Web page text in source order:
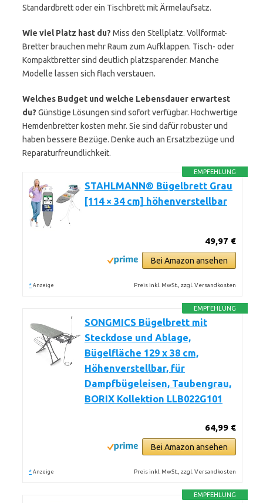
Standardbrett oder ein Tischbrett mit Ärmelaufsatz.
Wie viel Platz hast du? Miss den Stellplatz. Vollformat-
Bretter brauchen mehr Raum zum Aufklappen. Tisch- oder
Kompaktbretter sind deutlich platzsparender. Manche
Modelle lassen sich flach verstauen.
Welches Budget und welche Lebensdauer erwartest
du? Günstige Lösungen sind sofort verfügbar. Hochwertige
Hemdenbretter kosten mehr. Sie sind dafür robuster und
haben bessere Bezüge. Denke auch an Ersatzbezüge und
Reparaturfreundlichkeit.
EMPFEHLUNG
STAHLMANN® Bügelbrett Grau
[114 × 34 cm] höhenverstellbar
49,97 €
Bei Amazon ansehen
* Anzeige Preis inkl. MwSt., zzgl. Versandkosten
EMPFEHLUNG
SONGMICS Bügelbrett mit
Steckdose und Ablage,
Bügelfläche 129 x 38 cm,
Höhenverstellbar, für
Dampfbügeleisen, Taubengrau,
BORIX Kollektion LLB022G101
64,99 €
Bei Amazon ansehen
* Anzeige Preis inkl. MwSt., zzgl. Versandkosten
EMPFEHLUNG